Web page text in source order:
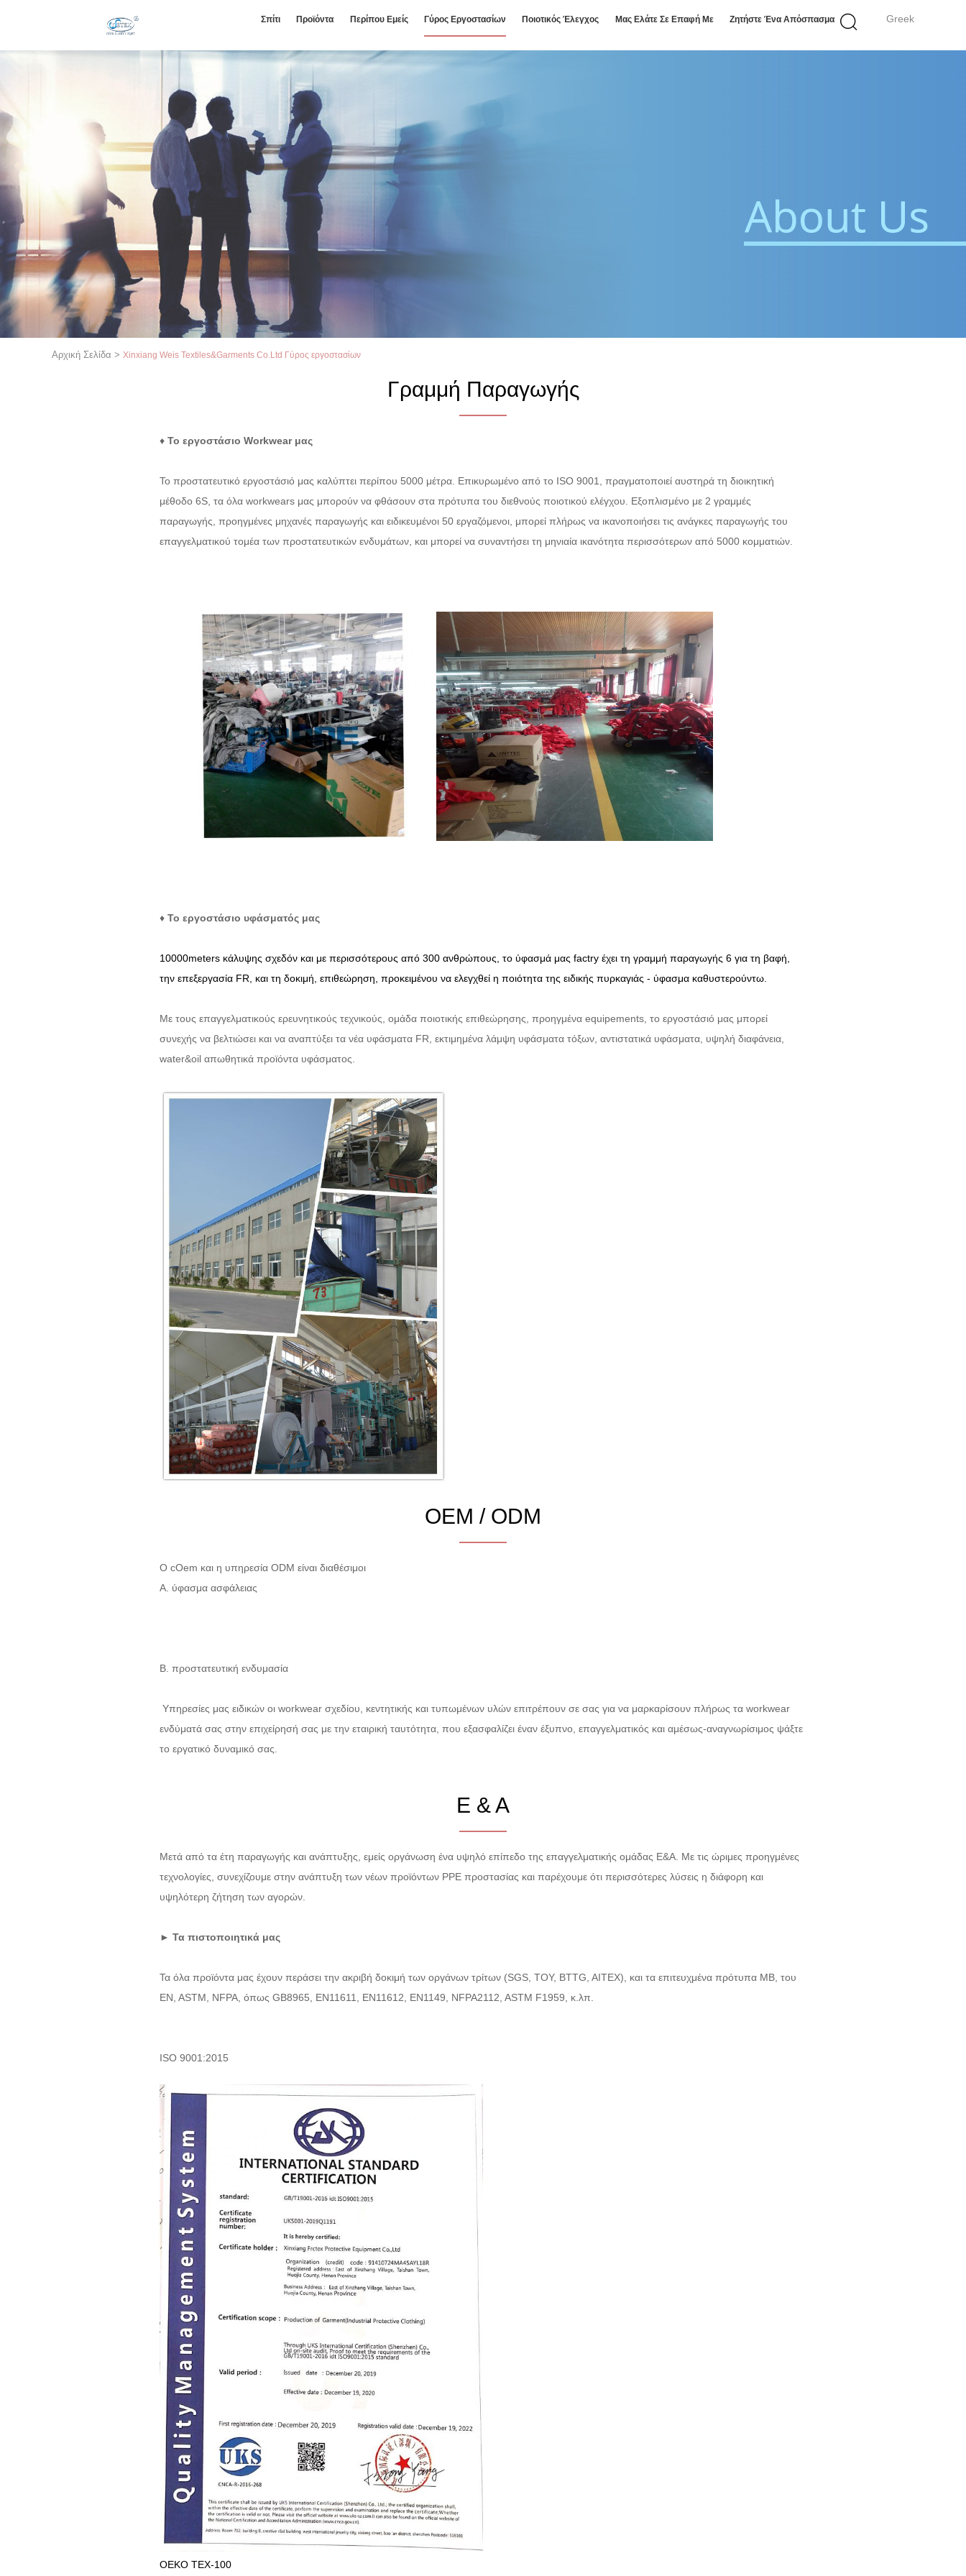
Greek
Σπίτι Προϊόντα Περίπου Εμείς Γύρος Εργοστασίων Ποιοτικός Έλεγχος Μας Ελάτε Σε Επαφή Με Ζητήστε Ένα Απόσπασμα
Αρχική Σελίδα > Xinxiang Weis Textiles&Garments Co.Ltd Γύρος εργοστασίων
Γραμμή Παραγωγής
♦ Το εργοστάσιο Workwear μας
Το προστατευτικό εργοστάσιό μας καλύπτει περίπου 5000 μέτρα. Επικυρωμένο από το ISO 9001, πραγματοποιεί αυστηρά τη διοικητική
μέθοδο 6S, τα όλα workwears μας μπορούν να φθάσουν στα πρότυπα του διεθνούς ποιοτικού ελέγχου. Εξοπλισμένο με 2 γραμμές
παραγωγής, προηγμένες μηχανές παραγωγής και ειδικευμένοι 50 εργαζόμενοι , μπορεί πλήρως να ικανοποιήσει τις ανάγκες παραγωγής του
επαγγελματικού τομέα των προστατευτικών ενδυμάτων, και μπορεί να συναντήσει τη μηνιαία ικανότητα περισσότερων από 5000 κομματιών.
♦ Το εργοστάσιο υφάσματός μας
10000meters κάλυψης σχεδόν και με περισσότερους από 300 ανθρώπους, το ύφασμά μας factry έχει τη γραμμή παραγωγής 6 για τη βαφή,
την επεξεργασία FR, και τη δοκιμή, επιθεώρηση, προκειμένου να ελεγχθεί η ποιότητα της ειδικής πυρκαγιάς - ύφασμα καθυστερούντω.
Με τους επαγγελματικούς ερευνητικούς τεχνικούς, ομάδα ποιοτικής επιθεώρησης, προηγμένα equipements, το εργοστάσιό μας μπορεί
συνεχής να βελτιώσει και να αναπτύξει τα νέα υφάσματα FR, εκτιμημένα λάμψη υφάσματα τόξων, αντιστατικά υφάσματα, υψηλή διαφάνεια,
water&oil απωθητικά προϊόντα υφάσματος.
OEM / ODM
Ο cOem και η υπηρεσία ODM είναι διαθέσιμοι
Α. ύφασμα ασφάλειας
Β. προστατευτική ενδυμασία
Υπηρεσίες μας ειδικών οι workwear σχεδίου, κεντητικής και τυπωμένων υλών επιτρέπουν σε σας για να μαρκαρίσουν πλήρως τα workwear
ενδύματά σας στην επιχείρησή σας με την εταιρική ταυτότητα, που εξασφαλίζει έναν έξυπνο, επαγγελματικός και αμέσως-αναγνωρίσιμος ψάξτε
το εργατικό δυναμικό σας.
Ε & Α
Μετά από τα έτη παραγωγής και ανάπτυξης, εμείς οργάνωση ένα υψηλό επίπεδο της επαγγελματικής ομάδας Ε&Α. Με τις ώριμες προηγμένες
τεχνολογίες, συνεχίζουμε στην ανάπτυξη των νέων προϊόντων PPE προστασίας και παρέχουμε ότι περισσότερες λύσεις η διάφορη και
υψηλότερη ζήτηση των αγορών.
► Τα πιστοποιητικά μας
Τα όλα προϊόντα μας έχουν περάσει την ακριβή δοκιμή των οργάνων τρίτων (SGS, ΤΟΥ, BTTG, AITEX), και τα επιτευχμένα πρότυπα ΜΒ, του
EN, ASTM, NFPA, όπως GB8965, EN11611, EN11612, EN1149, NFPA2112, ASTM F1959, κ.λπ.
ISO 9001:2015
OEKO TEX-100